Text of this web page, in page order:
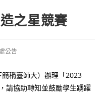
之星競賽
公告
稱臺師大）辦理「2023
請協助轉知並鼓勵學生踴躍